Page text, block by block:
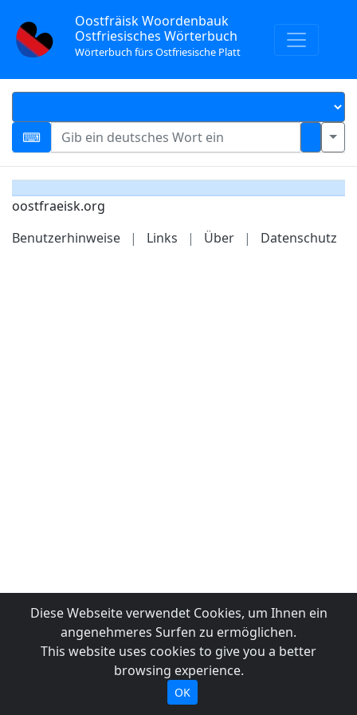
Oostfräisk Woordenbauk
Ostfriesisches Wörterbuch
Wörterbuch fürs Ostfriesische Platt
oostfraeisk.org
Benutzerhinweise
| Links | Über | Datenschutz
Diese Webseite verwendet Cookies, um Ihnen ein
angenehmeres Surfen zu ermöglichen.
This website uses cookies to give you a better
browsing experience.
OK